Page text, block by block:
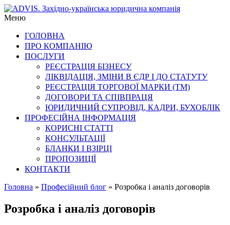
Skip
to
ADVIS.
Західно-
українська
юридична
компанія
професійні
Меню
ГОЛОВНА
ПРО КОМПАНІЮ
ПОСЛУГИ
РЕЄСТРАЦІЯ БІЗНЕСУ
ЛІКВІДАЦІЯ, ЗМІНИ В ЄДР І ДО СТАТУТУ
РЕЄСТРАЦІЯ ТОРГОВОЇ МАРКИ (ТМ)
ДОГОВОРИ ТА СПІВПРАЦЯ
ЮРИДИЧНИЙ СУПРОВІД, КАДРИ, БУХОБЛІК
ПРОФЕСІЙНА ІНФОРМАЦІЯ
КОРИСНІ СТАТТІ
КОНСУЛЬТАЦІЇ
БЛАНКИ І ВЗІРЦІ
ПРОПОЗИЦІЇ
КОНТАКТИ
Головна » Професійний блог » Розробка і аналіз договорів
Розробка і аналіз договорів